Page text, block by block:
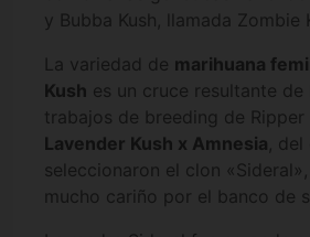
y Bubba Kush, llamada Zombie
La variedad de marihuana
Kush es un cruce resultante
trabajos de breeding de Ripper
Lavender Kush x Amnesia, del
seleccionaron el clon
mucho cariño por el banco de